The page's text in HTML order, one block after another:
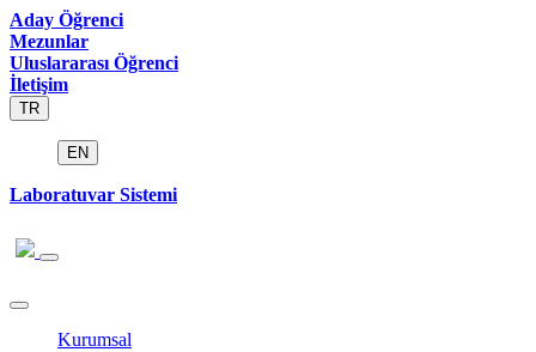
Aday Öğrenci
Mezunlar
Uluslararası Öğrenci
İletişim
TR
EN
Laboratuvar Sistemi
Kurumsal